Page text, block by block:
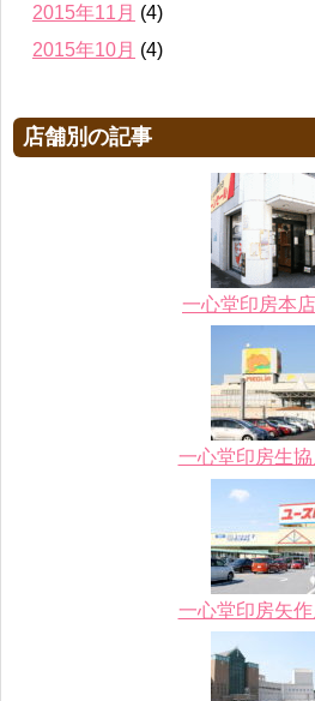
2015年11月 (4)
2015年10月 (4)
店舗別の記事
一心堂印房本
一心堂印房生
一心堂印房矢